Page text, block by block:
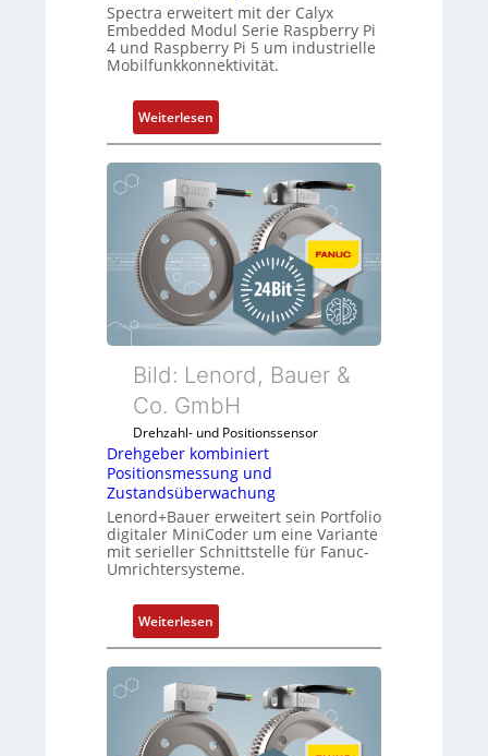
P
C
l
s
t
i
c
h
f
l
e
b
e
f
ü
r
d
i
e
n
e
d
u
n
Spectra erweitert mit der Calyx
Embedded Modul Serie Raspberry Pi
4 und Raspberry Pi 5 um industrielle
Mobilfunkkonnektivität.
Weiterlesen
M
o
b
i
l
u
n
k
m
o
u
l
e
b
i
n
g
4
G
u
n
d
Bild: Lenord, Bauer &
Co. GmbH
Drehzahl- und Positionssensor
Drehgeber kombiniert
Positionsmessung und
Zustandsüberwachung
Lenord+Bauer erweitert sein Portfolio
digitaler MiniCoder um eine Variante
mit serieller Schnittstelle für Fanuc-
Umrichtersysteme.
Weiterlesen
D
r
e
h
g